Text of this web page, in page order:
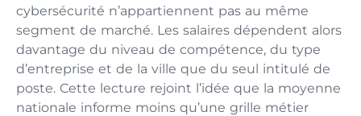
cybersécurité n’appartiennent pas au même
segment de marché. Les salaires dépendent alors
davantage du niveau de compétence, du type
d’entreprise et de la ville que du seul intitulé de
poste. Cette lecture rejoint l’idée que la moyenne
nationale informe moins qu’une grille métier